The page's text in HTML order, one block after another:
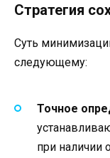
Стратегия
Суть
следующему:
Точное
при наличии